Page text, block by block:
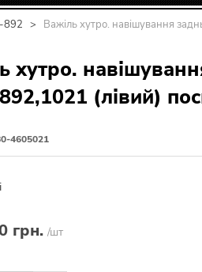
892 > Важіль хутро. навішування
хутро.
(лівий)
4605021
грн. /шт